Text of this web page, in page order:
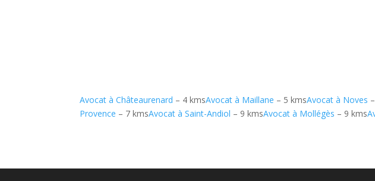
Avocat à Châteaurenard – 4 kmsAvocat à Maillane – 5 kmsAvocat à Noves
Provence – 7 kmsAvocat à Saint-Andiol – 9 kmsAvocat à Mollégès – 9 kms